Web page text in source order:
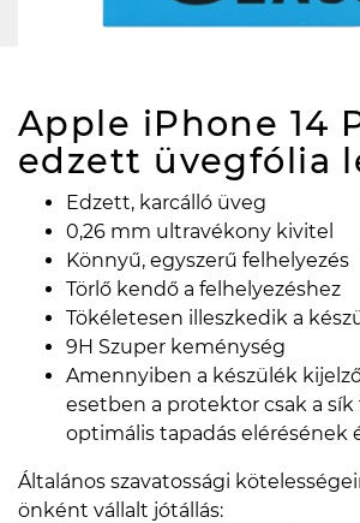
Apple iPhone 14
edzett üvegfólia
Edzett, karcálló üveg
0,26 mm ultravékony kivitel
Könnyű, egyszerű felhelyezés
Törlő kendő a felhelyezéshez
Tökéletesen illeszkedik a
9H Szuper keménység
Amennyiben a készülék
esetben a protektor csak a
optimális tapadás elérésének
Általános szavatossági
önként vállalt jótállás: